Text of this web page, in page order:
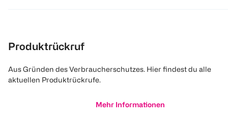
Produktrückruf
Aus Gründen des Verbraucherschutzes. Hier findest du alle
aktuellen Produktrückrufe.
Mehr Informationen